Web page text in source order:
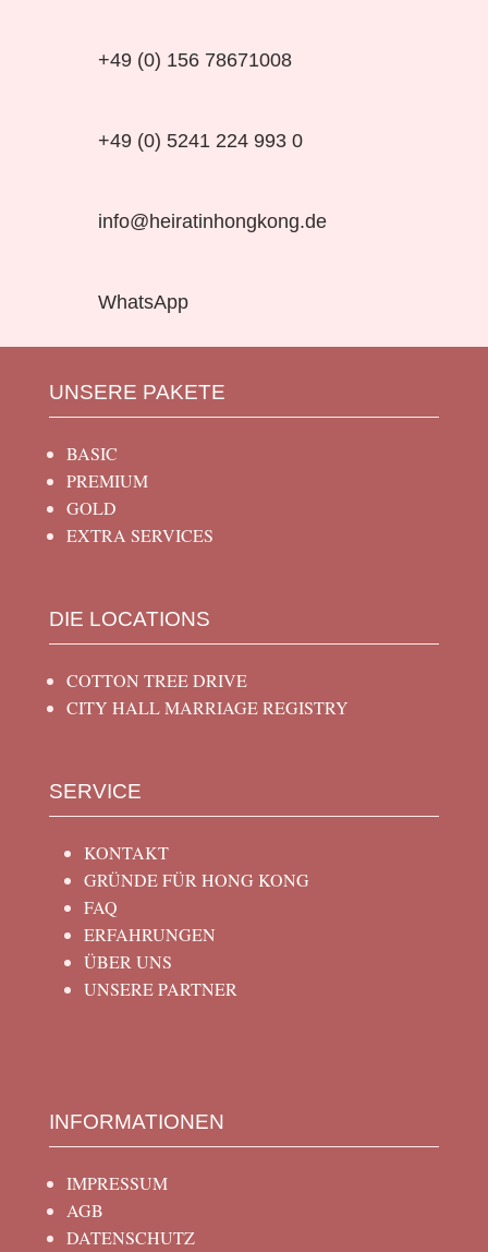
+49 (0) 156 78671008
+49 (0) 5241 224 993 0
info@heiratinhongkong.de
WhatsApp
UNSERE PAKETE
BASIC
PREMIUM
GOLD
EXTRA SERVICES
DIE LOCATIONS
COTTON TREE DRIVE
CITY HALL MARRIAGE REGISTRY
SERVICE
KONTAKT
GRÜNDE FÜR HONG KONG
FAQ
ERFAHRUNGEN
ÜBER UNS
UNSERE PARTNER
INFORMATIONEN
IMPRESSUM
AGB
DATENSCHUTZ